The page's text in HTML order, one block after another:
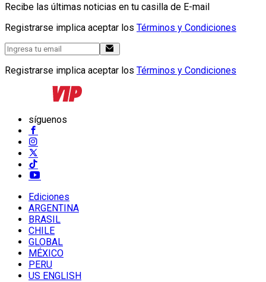
Recibe las últimas noticias en tu casilla de E-mail
Registrarse implica aceptar los Términos y Condiciones
Registrarse implica aceptar los Términos y Condiciones
síguenos
Ediciones
ARGENTINA
BRASIL
CHILE
GLOBAL
MÉXICO
PERU
US ENGLISH